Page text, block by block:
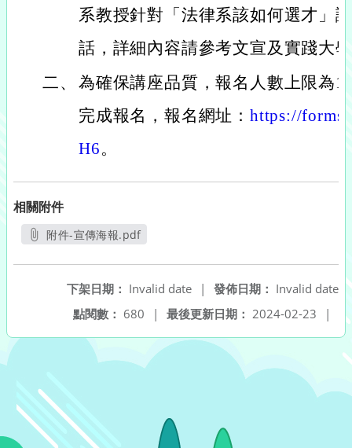
系教授針對「法律系該如何選才」
話，詳細內容請參考文宣及實踐大
二、 為確保講座品質，報名人數上限為
完成報名，報名網址：https://
H6。
相關附件
附件-宣傳海報.pdf
發佈日期： Invalid date
下架日期： Invalid date
|
最後更新日期： 2024-02-23 |
點閱數： 680 |